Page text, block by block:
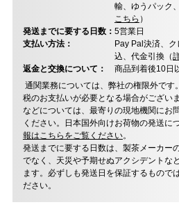
輸、ゆうパック
こちら ）
発送までに要する日数： 5営業日
支払い方法：
Pay Pal決済、
込、代金引換（
返金と交換について：
商品到着後10日
通関業務については、弊社の権限外です
税のお支払いが必要となる場合がござい
などについては、最寄りの現地機関にお
ください。日本国外向けお荷物の発送に
報はこちらをご覧ください。
発送までに要する日数は、製茶メーカー
でなく、天災や予期せぬアクシデントな
ます。必ずしも発送日を保証するもので
ださい。